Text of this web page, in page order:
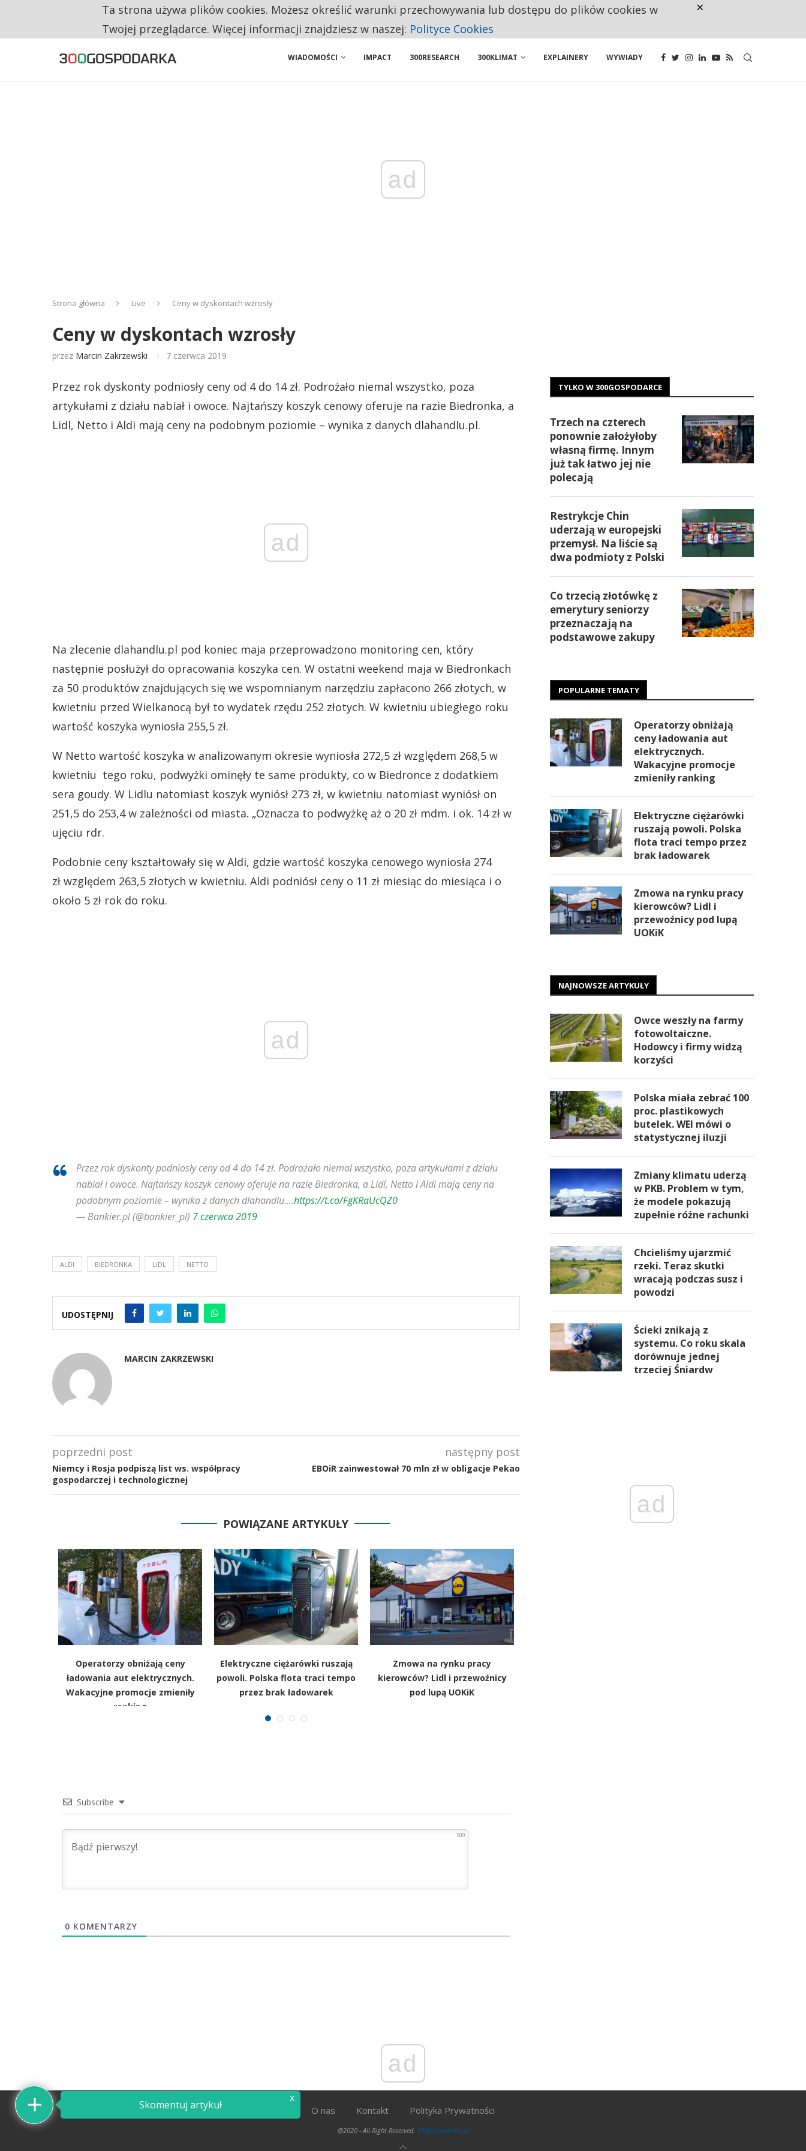
CO TRZECIĄ ZŁOTÓWKĘ Z EMERYTURY SENIORZY PRZEZNACZAJĄ NA PODSTAWOWE ZAKUPY
WIADOMOŚCI IMPACT 300RESEARCH 300KLIMAT EXPLAINERY WYWIADY
ad
Strona główna Live Ceny w dyskontach wzrosły
Ceny w dyskontach wzrosły
przez Marcin Zakrzewski 7 czerwca 2019
Przez rok dyskonty podniosły ceny od 4 do 14 zł. Podrożało niemal wszystko, poza
artykułami z działu nabiał i owoce. Najtańszy koszyk cenowy oferuje na razie Biedronka, a
Lidl, Netto i Aldi mają ceny na podobnym poziomie – wynika z danych dlahandlu.pl.
ad
Na zlecenie dlahandlu.pl pod koniec maja przeprowadzono monitoring cen, który
następnie posłużył do opracowania koszyka cen. W ostatni weekend maja w Biedronkach
za 50 produktów znajdujących się we wspomnianym narzędziu zapłacono 266 złotych, w
kwietniu przed Wielkanocą był to wydatek rzędu 252 złotych. W kwietniu ubiegłego roku
wartość koszyka wyniosła 255,5 zł.
W Netto wartość koszyka w analizowanym okresie wyniosła 272,5 zł względem 268,5 w
kwietniu tego roku, podwyżki ominęły te same produkty, co w Biedronce z dodatkiem
sera goudy. W Lidlu natomiast koszyk wyniósł 273 zł, w kwietniu natomiast wyniósł on
251,5 do 253,4 w zależności od miasta. „Oznacza to podwyżkę aż o 20 zł mdm. i ok. 14 zł w
ujęciu rdr.
Podobnie ceny kształtowały się w Aldi, gdzie wartość koszyka cenowego wyniosła 274
zł względem 263,5 złotych w kwietniu. Aldi podniósł ceny o 11 zł miesiąc do miesiąca i o
około 5 zł rok do roku.
ad
Przez rok dyskonty podniosły ceny od 4 do 14 zł. Podrożało niemal wszystko, poza artykułami z działu
nabiał i owoce. Najtańszy koszyk cenowy oferuje na razie Biedronka, a Lidl, Netto i Aldi mają ceny na
podobnym poziomie – wynika z danych dlahandlu.…https://t.co/FgKRaUcQZ0
— Bankier.pl (@bankier_pl) 7 czerwca 2019
ALDI BIEDRONKA LIDL NETTO
UDOSTĘPNIJ
MARCIN ZAKRZEWSKI
poprzedni post
Niemcy i Rosja podpiszą list ws. współpracy
gospodarczej i technologicznej
następny post
EBOiR zainwestował 70 mln zł w obligacje Pekao
POWIĄZANE ARTYKUŁY
Operatorzy obniżają ceny
ładowania aut elektrycznych.
Wakacyjne promocje zmieniły
ranking
Elektryczne ciężarówki ruszają
powoli. Polska flota traci tempo
przez brak ładowarek
Zmowa na rynku pracy
kierowców? Lidl i przewoźnicy
pod lupą UOKiK
Subscribe
500
0 KOMENTARZY
TYLKO W 300GOSPODARCE
Trzech na czterech
ponownie założyłoby
własną firmę. Innym
już tak łatwo jej nie
polecają
Restrykcje Chin
uderzają w europejski
przemysł. Na liście są
dwa podmioty z Polski
Co trzecią złotówkę z
emerytury seniorzy
przeznaczają na
podstawowe zakupy
POPULARNE TEMATY
Operatorzy obniżają
ceny ładowania aut
elektrycznych.
Wakacyjne promocje
zmieniły ranking
Elektryczne ciężarówki
ruszają powoli. Polska
flota traci tempo przez
brak ładowarek
Zmowa na rynku pracy
kierowców? Lidl i
przewoźnicy pod lupą
UOKiK
NAJNOWSZE ARTYKUŁY
Owce weszły na farmy
fotowoltaiczne.
Hodowcy i firmy widzą
korzyści
Polska miała zebrać 100
proc. plastikowych
butelek. WEI mówi o
statystycznej iluzji
Zmiany klimatu uderzą
w PKB. Problem w tym,
że modele pokazują
zupełnie różne rachunki
Chcieliśmy ujarzmić
rzeki. Teraz skutki
wracają podczas susz i
powodzi
Ścieki znikają z
systemu. Co roku skala
dorównuje jednej
trzeciej Śniardw
ad
ad
O nas Kontakt Polityka Prywatności
@2020 - All Right Reserved. 300gospodarka.pl
Skomentuj artykuł
x
Ta strona używa plików cookies. Możesz określić warunki przechowywania lub dostępu do plików cookies w
Twojej przeglądarce. Więcej informacji znajdziesz w naszej: Polityce Cookies
×